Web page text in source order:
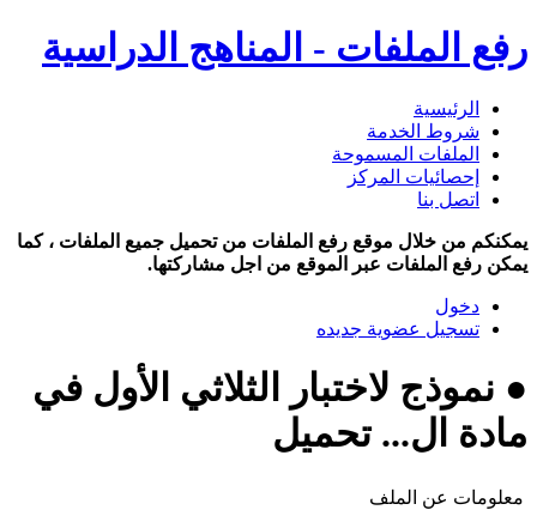
رفع الملفات - المناهج الدراسية
الرئيسية
شروط الخدمة
الملفات المسموحة
إحصائيات المركز
اتصل بنا
يمكنكم من خلال موقع رفع الملفات من تحميل جميع الملفات ، كما
يمكن رفع الملفات عبر الموقع من اجل مشاركتها.
دخول
تسجيل عضوية جديده
● نموذج لاختبار الثلاثي الأول في
مادة ال... تحميل
معلومات عن الملف